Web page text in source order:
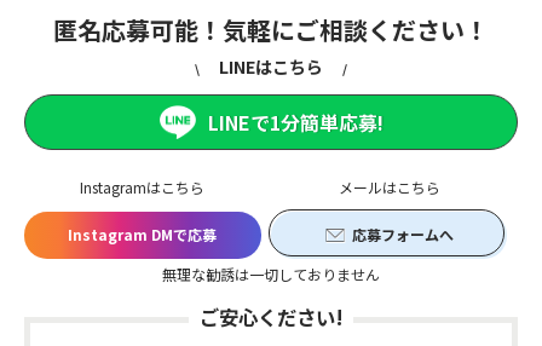
匿名応募可能！気軽にご相談ください！
Instagramはこちら
Instagram DMで応募
メールはこちら
応募フォームへ
無理な勧誘は一切しておりません
LINEはこちら
LINEで1分簡単応募!
ご安心ください!